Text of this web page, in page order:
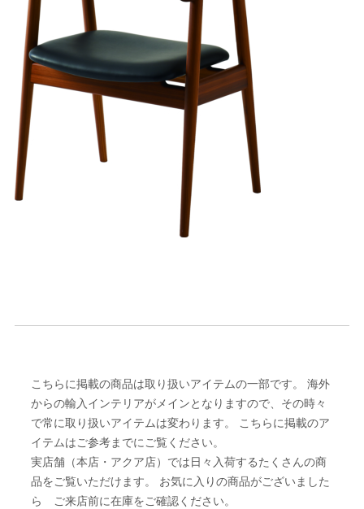
こちらに掲載の商品は取り扱いアイテムの一部です。 海外
からの輸入インテリアがメインとなりますので、その時々
で常に取り扱いアイテムは変わります。 こちらに掲載のア
イテムはご参考までにご覧ください。
実店舗（本店・アクア店）では日々入荷するたくさんの商
品をご覧いただけます。 お気に入りの商品がございました
ら ご来店前に在庫をご確認ください。